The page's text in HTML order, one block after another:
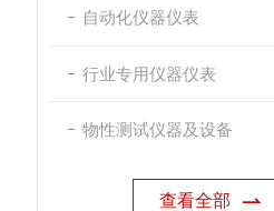
自动化仪器仪表
行业专用仪器仪表
物性测试仪器及设备
查看全部